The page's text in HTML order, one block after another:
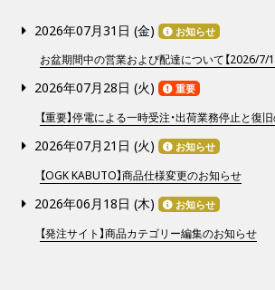
2026年07月31日 (金) お知らせ
お盆期間中の営業および配達について【2026/7/
2026年07月28日 (火) 重要
【重要】停電による一時受注・出荷業務停止と復
2026年07月21日 (火) お知らせ
【OGK KABUTO】商品仕様変更のお知らせ
2026年06月18日 (木) お知らせ
【発注サイト】商品カテゴリー編集のお知らせ